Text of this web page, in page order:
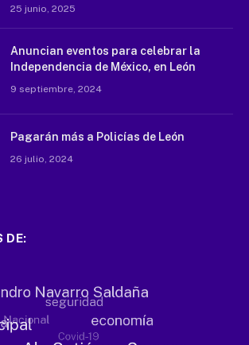
25 junio, 2025
Anuncian eventos para celebrar la
Independencia de México, en León
9 septiembre, 2024
Pagarán más a Policías de León
26 julio, 2024
DE: